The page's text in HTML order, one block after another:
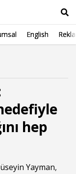
English
hep
Yayman,